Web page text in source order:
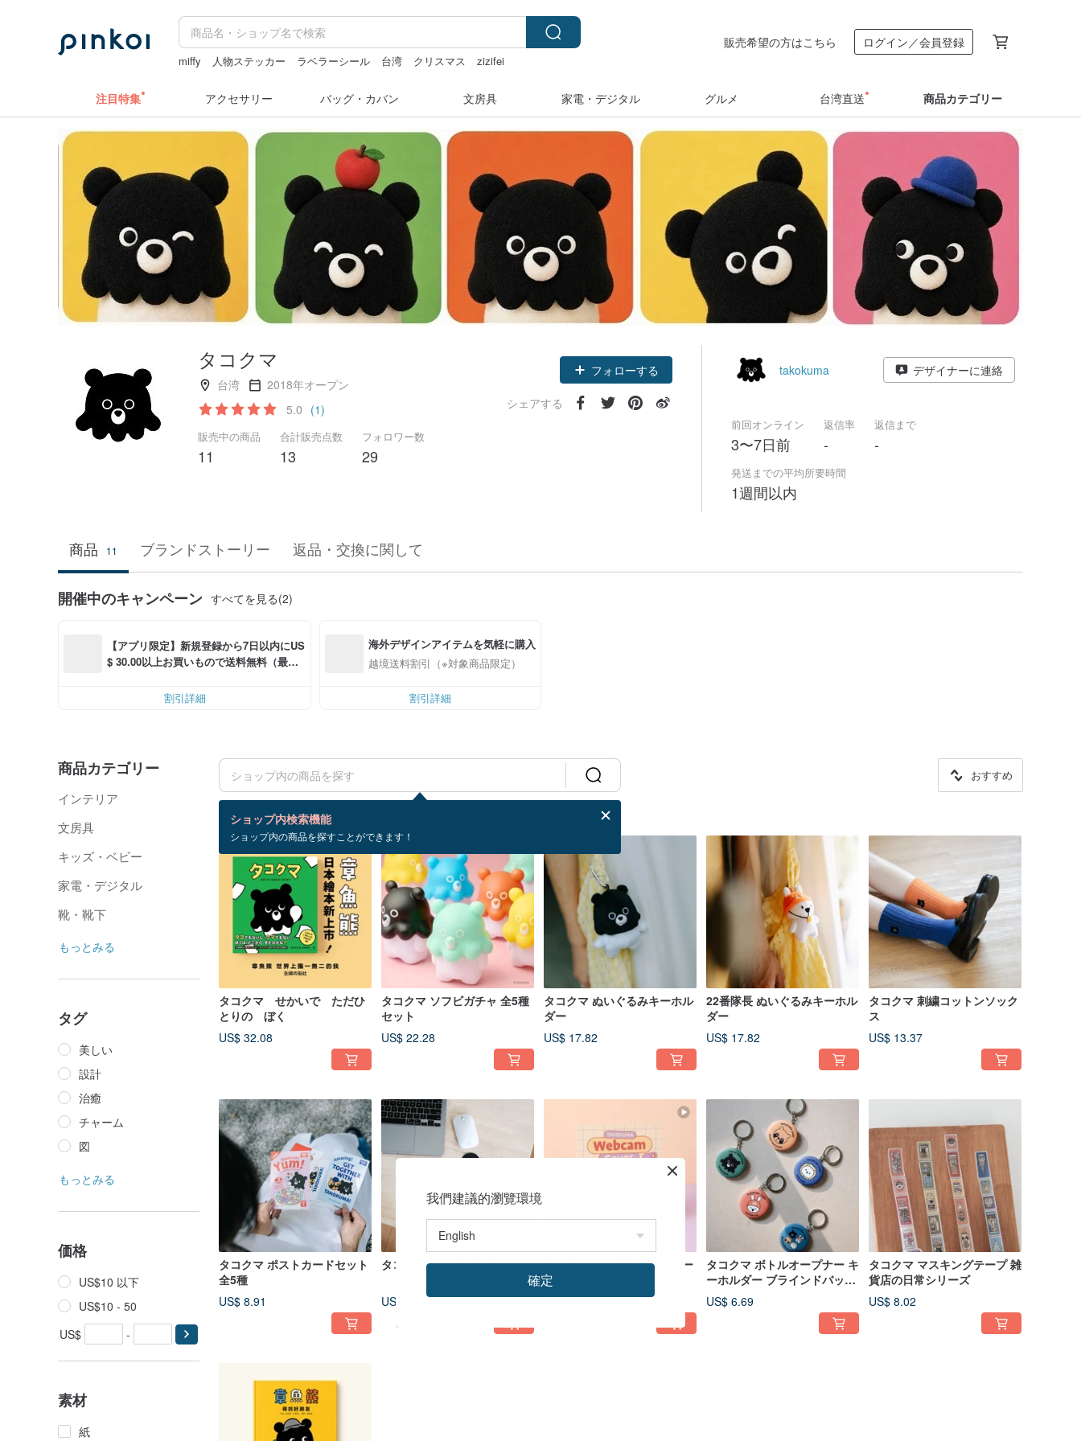
miffy 人物ステッカー ラベラーシール 台湾 クリスマス
zizifei
販売希望の方はこちら ログイン／会員登録
注目特集 アクセサリー バッグ・カバン 文房具 家電・デジタル グルメ 台湾直送 商品カテゴリー
タコクマ
台湾
2018年オープン
5.0 (1)
販売中の商品
11
合計販売点数
13
フォロワー数
29
フォローする
シェアする
takokuma デザイナーに連絡
前回オンライン
3〜7日前
返信率
-
返信まで
-
発送までの平均所要時間
1週間以内
商品 11 ブランドストーリー 返品・交換に関して
開催中のキャンペーン すべてを見る(2)
【アプリ限定】新規登録から7日以内にUS
$ 30.00以上お買いもので送料無料（最大U
割引詳細
海外デザインアイテムを気軽に購入
越境送料割引（※対象商品限定）
割引詳細
商品カテゴリー
インテリア
文房具
キッズ・ベビー
家電・デジタル
靴・靴下
もっとみる
タグ
美しい
設計
治癒
チャーム
図
もっとみる
価格
US$10 以下
US$10 - 50
US$
-
素材
紙
ショップ内検索機能
ショップ内の商品を探すことができます！
おすすめ
検索結果：11 件
タコクマ せかいで ただひ
とりの ぼく
US$ 32.08
タコクマ ソフビガチャ 全5種
セット
US$ 22.28
タコクマ ぬいぐるみキーホル
ダー
US$ 17.82
22番隊長 ぬいぐるみキーホル
ダー
US$ 17.82
タコクマ 刺繍コットンソック
ス
US$ 13.37
タコクマ ポストカードセット
全5種
US$ 8.91
タコクマ マウスパッド
US$ 12.48
タコクマ ウェブカメラカバー
US$ 11.14
タコクマ ボトルオープナー キ
ーホルダー ブラインドバッグ
シリーズ
US$ 6.69
タコクマ マスキングテープ 雑
貨店の日常シリーズ
US$ 8.02
我們建議的瀏覽環境
確定